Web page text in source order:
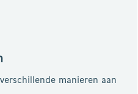
manieren aan